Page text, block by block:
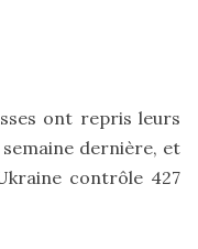
ont repris leurs
dernière, et
contrôle 427